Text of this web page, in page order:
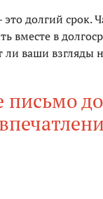
это долгий срок.
вместе в
ли ваши взгляды